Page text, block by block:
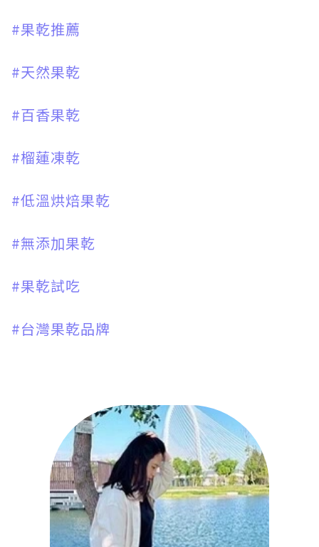
#果乾推薦
#天然果乾
#百香果乾
#榴蓮凍乾
#低溫烘焙果乾
#無添加果乾
#果乾試吃
#台灣果乾品牌